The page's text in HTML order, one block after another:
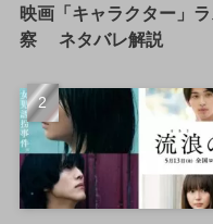
映画「キャラクター」
察 ネタバレ解説